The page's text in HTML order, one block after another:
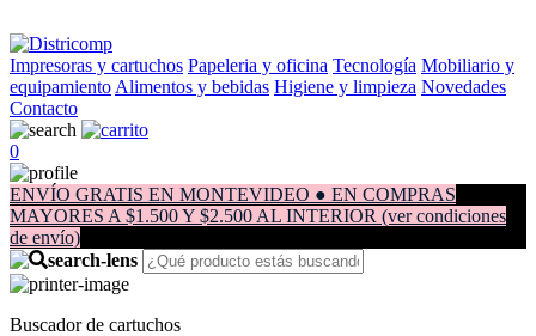
Impresoras y cartuchos Papeleria y oficina Tecnología Mobiliario y
equipamiento Alimentos y bebidas Higiene y limpieza Novedades
Contacto
0
ENVÍO GRATIS EN MONTEVIDEO ● EN COMPRAS
MAYORES A $1.500 Y $2.500 AL INTERIOR (ver condiciones
de envío)
Buscador de cartuchos